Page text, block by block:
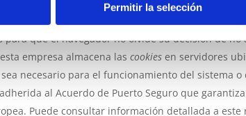
Permitir la selección
para que el navegador no olvide su decisión de no
empresa almacena lascookies en servidores
necesario para el funcionamiento del sistema
al Acuerdo de Puerto Seguro que
Puede consultar información detallada a